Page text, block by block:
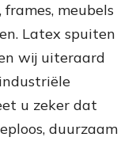
meubels
Latex spuiten
wij uiteraard
u zeker dat
duurzaam